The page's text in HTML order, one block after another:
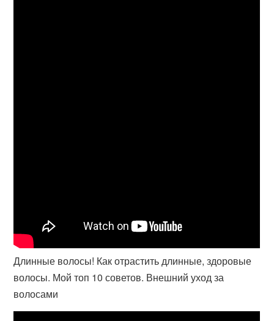
Длинные волосы! Как отрастить длинные, здоровые
волосы. Мой топ 10 советов. Внешний уход за
волосами